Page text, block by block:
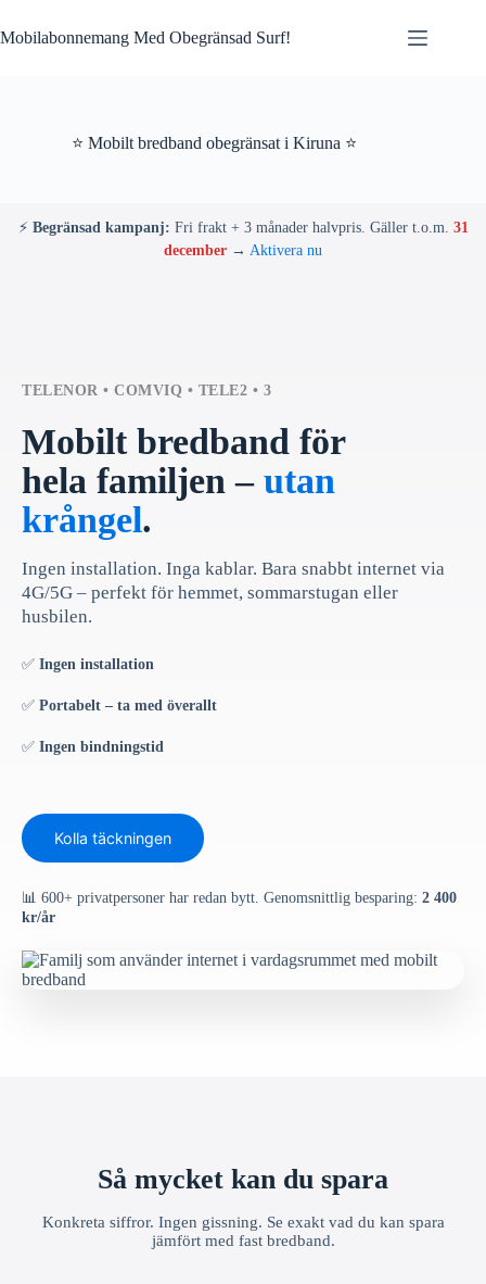
to
content
Mobilabonnemang Med Obegränsad Surf!
⭐ Mobilt bredband obegränsat i Kiruna ⭐
⚡ Begränsad kampanj: Fri frakt + 3 månader halvpris. Gäller t.o.m. 31
december → Aktivera nu
TELENOR • COMVIQ • TELE2 • 3
Mobilt bredband för
hela familjen – utan
krångel.
Ingen installation. Inga kablar. Bara snabbt internet via
4G/5G – perfekt för hemmet, sommarstugan eller
husbilen.
✅ Ingen installation
✅ Portabelt – ta med överallt
✅ Ingen bindningstid
Kolla täckningen
📊 600+ privatpersoner har redan bytt. Genomsnittlig besparing: 2 400
kr/år
Så mycket kan du spara
Konkreta siffror. Ingen gissning. Se exakt vad du kan spara
jämfört med fast bredband.